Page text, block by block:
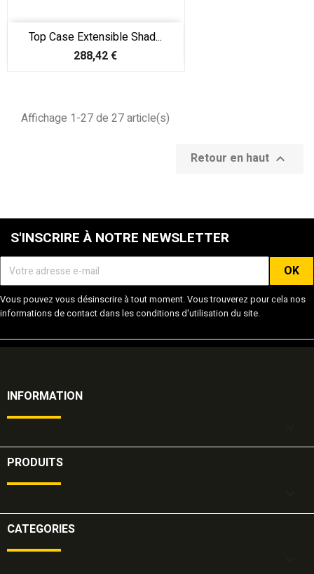
Top Case Extensible Shad...
Prix
288,42 €
Affichage 1-27 de 27 article(s)
Retour en haut 
S'INSCRIRE À NOTRE NEWSLETTER
Vous pouvez vous désinscrire à tout moment. Vous trouverez pour cela nos
informations de contact dans les conditions d'utilisation du site.
INFORMATION
PRODUITS
CATEGORIES